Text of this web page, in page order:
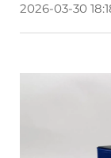
2026-03-30